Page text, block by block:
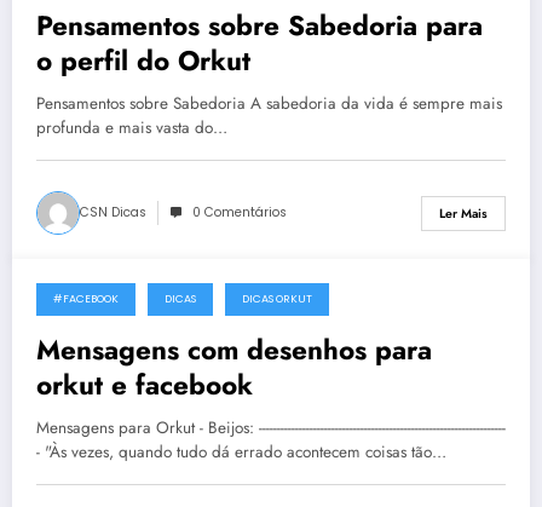
Pensamentos sobre Sabedoria para
o perfil do Orkut
Pensamentos sobre Sabedoria A sabedoria da vida é sempre mais
profunda e mais vasta do…
CSN Dicas 0 Comentários Ler Mais
14 de Junho, 2005
#FACEBOOK DICAS DICAS ORKUT
Mensagens com desenhos para
orkut e facebook
Mensagens para Orkut - Beijos: --------------------------------------------------------------------
- "Às vezes, quando tudo dá errado acontecem coisas tão…